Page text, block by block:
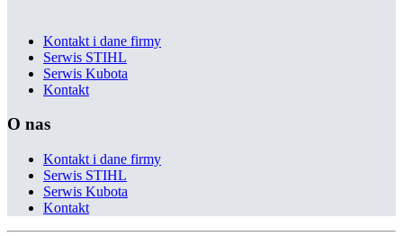
Kontakt i dane firmy
Serwis STIHL
Serwis Kubota
Kontakt
O nas
Kontakt i dane firmy
Serwis STIHL
Serwis Kubota
Kontakt